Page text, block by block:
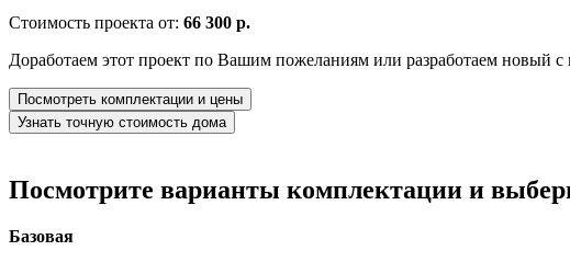
Стоимость проекта от: 66 300 р.
Доработаем этот проект по Вашим пожеланиям или разработаем новый с
Посмотреть комплектации и цены
Узнать точную стоимость дома
Посмотрите варианты комплектации и
Базовая